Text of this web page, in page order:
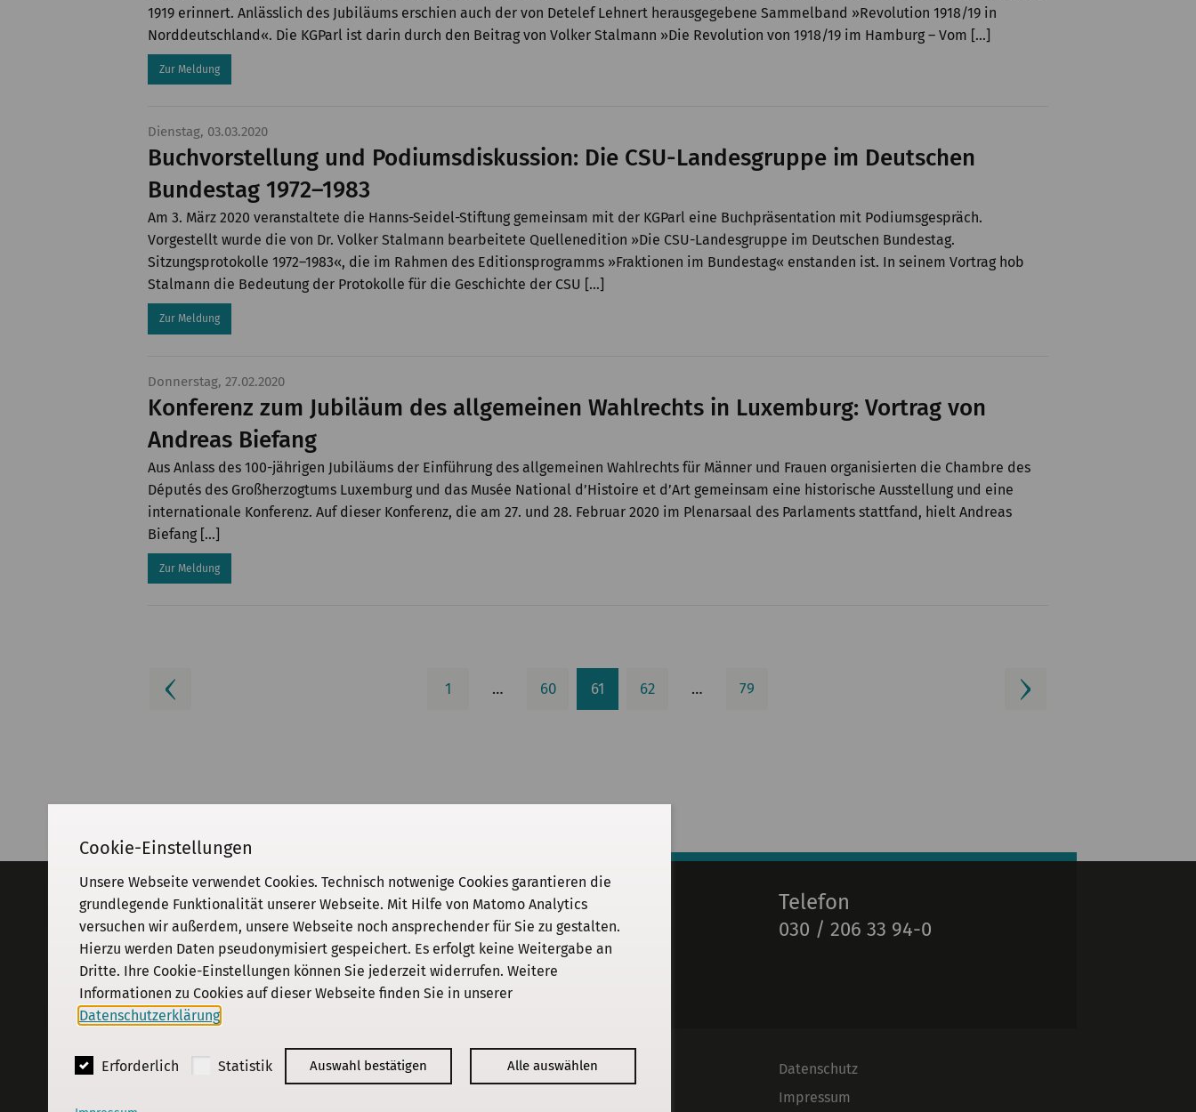
1919 erinnert. Anlässlich des Jubiläums erschien auch der von Detelef Lehnert herausgegebene Sammelband »Revolution 1918/19 in
Norddeutschland«. Die KGParl ist darin durch den Beitrag von Volker Stalmann »Die Revolution von 1918/19 im Hamburg – Vom […]
Zur Meldung
Dienstag, 03.03.2020
Buchvorstellung und Podiumsdiskussion: Die CSU-Landesgruppe im Deutschen
Bundestag 1972–1983
Am 3. März 2020 veranstaltete die Hanns-Seidel-Stiftung gemeinsam mit der KGParl eine Buchpräsentation mit Podiumsgespräch.
Vorgestellt wurde die von Dr. Volker Stalmann bearbeitete Quellenedition »Die CSU-Landesgruppe im Deutschen Bundestag.
Sitzungsprotokolle 1972–1983«, die im Rahmen des Editionsprogramms »Fraktionen im Bundestag« enstanden ist. In seinem Vortrag hob
Stalmann die Bedeutung der Protokolle für die Geschichte der CSU […]
Zur Meldung
Donnerstag, 27.02.2020
Konferenz zum Jubiläum des allgemeinen Wahlrechts in Luxemburg: Vortrag von
Andreas Biefang
Aus Anlass des 100-jährigen Jubiläums der Einführung des allgemeinen Wahlrechts für Männer und Frauen organisierten die Chambre des
Députés des Großherzogtums Luxemburg und das Musée National d’Histoire et d’Art gemeinsam eine historische Ausstellung und eine
internationale Konferenz. Auf dieser Konferenz, die am 27. und 28. Februar 2020 im Plenarsaal des Parlaments stattfand, hielt Andreas
Biefang […]
Zur Meldung
1 … 60 61 62 … 79
Adresse
KGParl
Kommission für Geschichte des
Parlamentarismus und der politischen
Parteien e. V.
Schiffbauerdamm 40·10117 Berlin
E-Mail
info@kgparl.de
Telefon
030 / 206 33 94-0
© 2018 - 2026KGParl
Kommission
Datenschutz
Impressum
Cookie-Einstellungen
Unsere Webseite verwendet Cookies. Technisch notwenige Cookies garantieren die
grundlegende Funktionalität unserer Webseite. Mit Hilfe von Matomo Analytics
versuchen wir außerdem, unsere Webseite noch ansprechender für Sie zu gestalten.
Hierzu werden Daten pseudonymisiert gespeichert. Es erfolgt keine Weitergabe an
Dritte. Ihre Cookie-Einstellungen können Sie jederzeit widerrufen. Weitere
Informationen zu Cookies auf dieser Webseite finden Sie in unserer
Datenschutzerklärung
Erforderlich Statistik Auswahl bestätigen Alle auswählen